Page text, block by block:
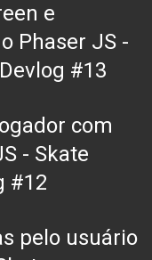
e
Phaser JS -
#13
com
- Skate
#12
pelo usuário